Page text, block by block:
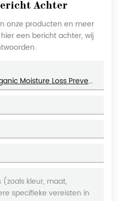
Achter
onze producten en meer
een bericht achter, wij
Private Brand Natural Organic Moisture Loss Prevention Repair Voor Extreem Droge, Gebarsten Vochtinbrengende Handcrème